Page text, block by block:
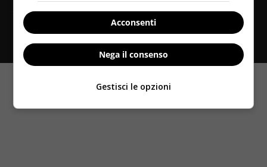
periodicità. Non può pertanto considerarsi un
prodotto editoriale ai sensi della legge n. 62 del
07.03.2001
Acconsenti
Nega il consenso
Gestisci le opzioni